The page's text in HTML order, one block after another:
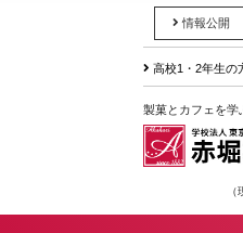
情報公開
高校1・2年生の
製菓とカフェを学